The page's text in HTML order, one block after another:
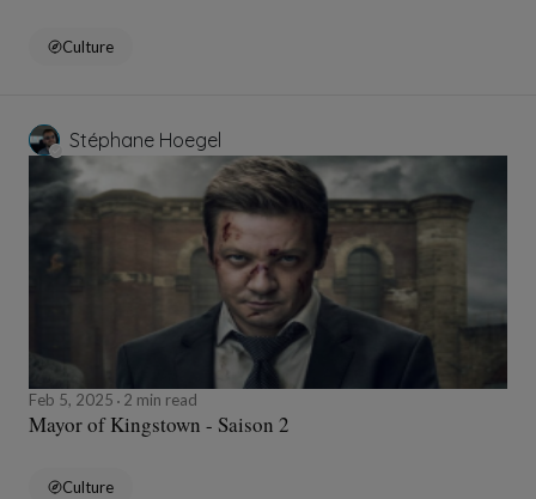
Culture
Stéphane Hoegel
Feb 5, 2025 2 min read
Mayor of Kingstown - Saison 2
Culture